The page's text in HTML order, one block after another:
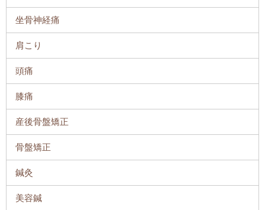
坐骨神経痛
肩こり
頭痛
膝痛
産後骨盤矯正
骨盤矯正
鍼灸
美容鍼